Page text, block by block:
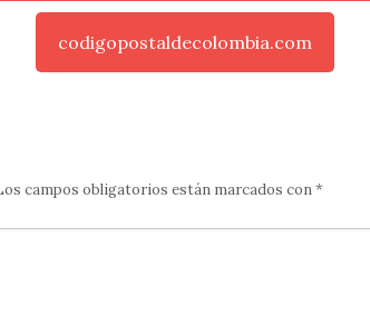
codigopostaldecolombia.com
campos obligatorios están marcados con*